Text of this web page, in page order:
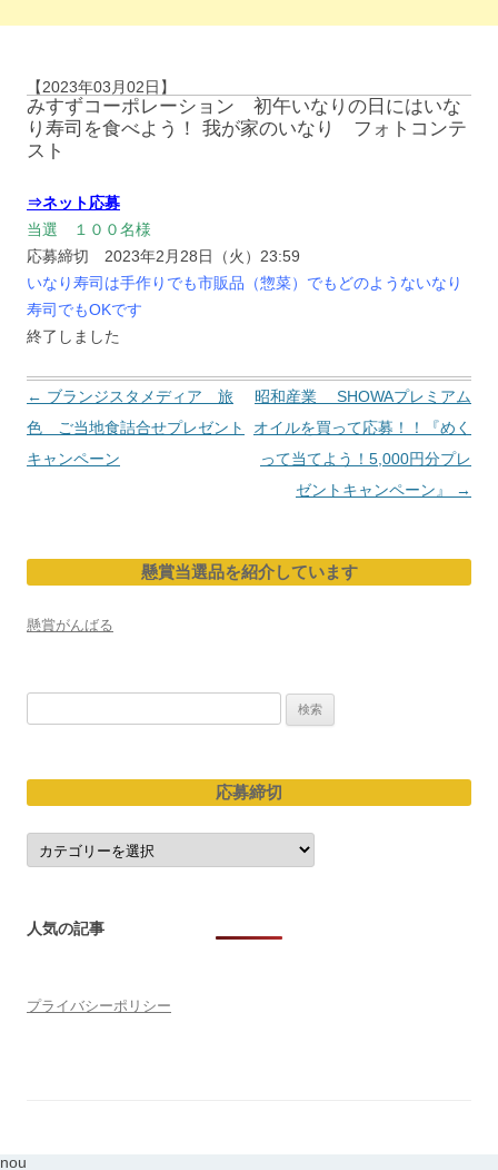
【2023年03月02日】
みすずコーポレーション 初午いなりの日にはいな
り寿司を食べよう！ 我が家のいなり フォトコンテ
スト
⇒ネット応募
当選 １００名様
応募締切 2023年2月28日（火）23:59
いなり寿司は手作りでも市販品（惣菜）でもどのようないなり
寿司でもOKです
終了しました
投
稿
ナ
シ
ョ
← ブランジスタメディア 旅
色 ご当地食詰合せプレゼント
キャンペーン
昭和産業 SHOWAプレミアム
オイルを買って応募！！『めく
って当てよう！5,000円分プレ
ゼントキャンペーン』
→
懸賞当選品を紹介しています
懸賞がんばる
応募締切
応
募
締
人気の記事
プライバシーポリシー
nou